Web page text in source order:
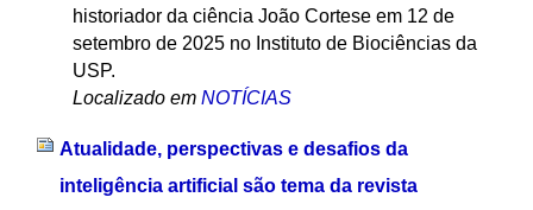
historiador da ciência João Cortese em 12 de
setembro de 2025 no Instituto de Biociências da
USP.
Localizado em NOTÍCIAS
Atualidade, perspectivas e desafios da
inteligência artificial são tema da revista